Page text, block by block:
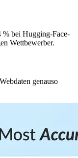
% bei Hugging-Face-
Wettbewerber.
genauso